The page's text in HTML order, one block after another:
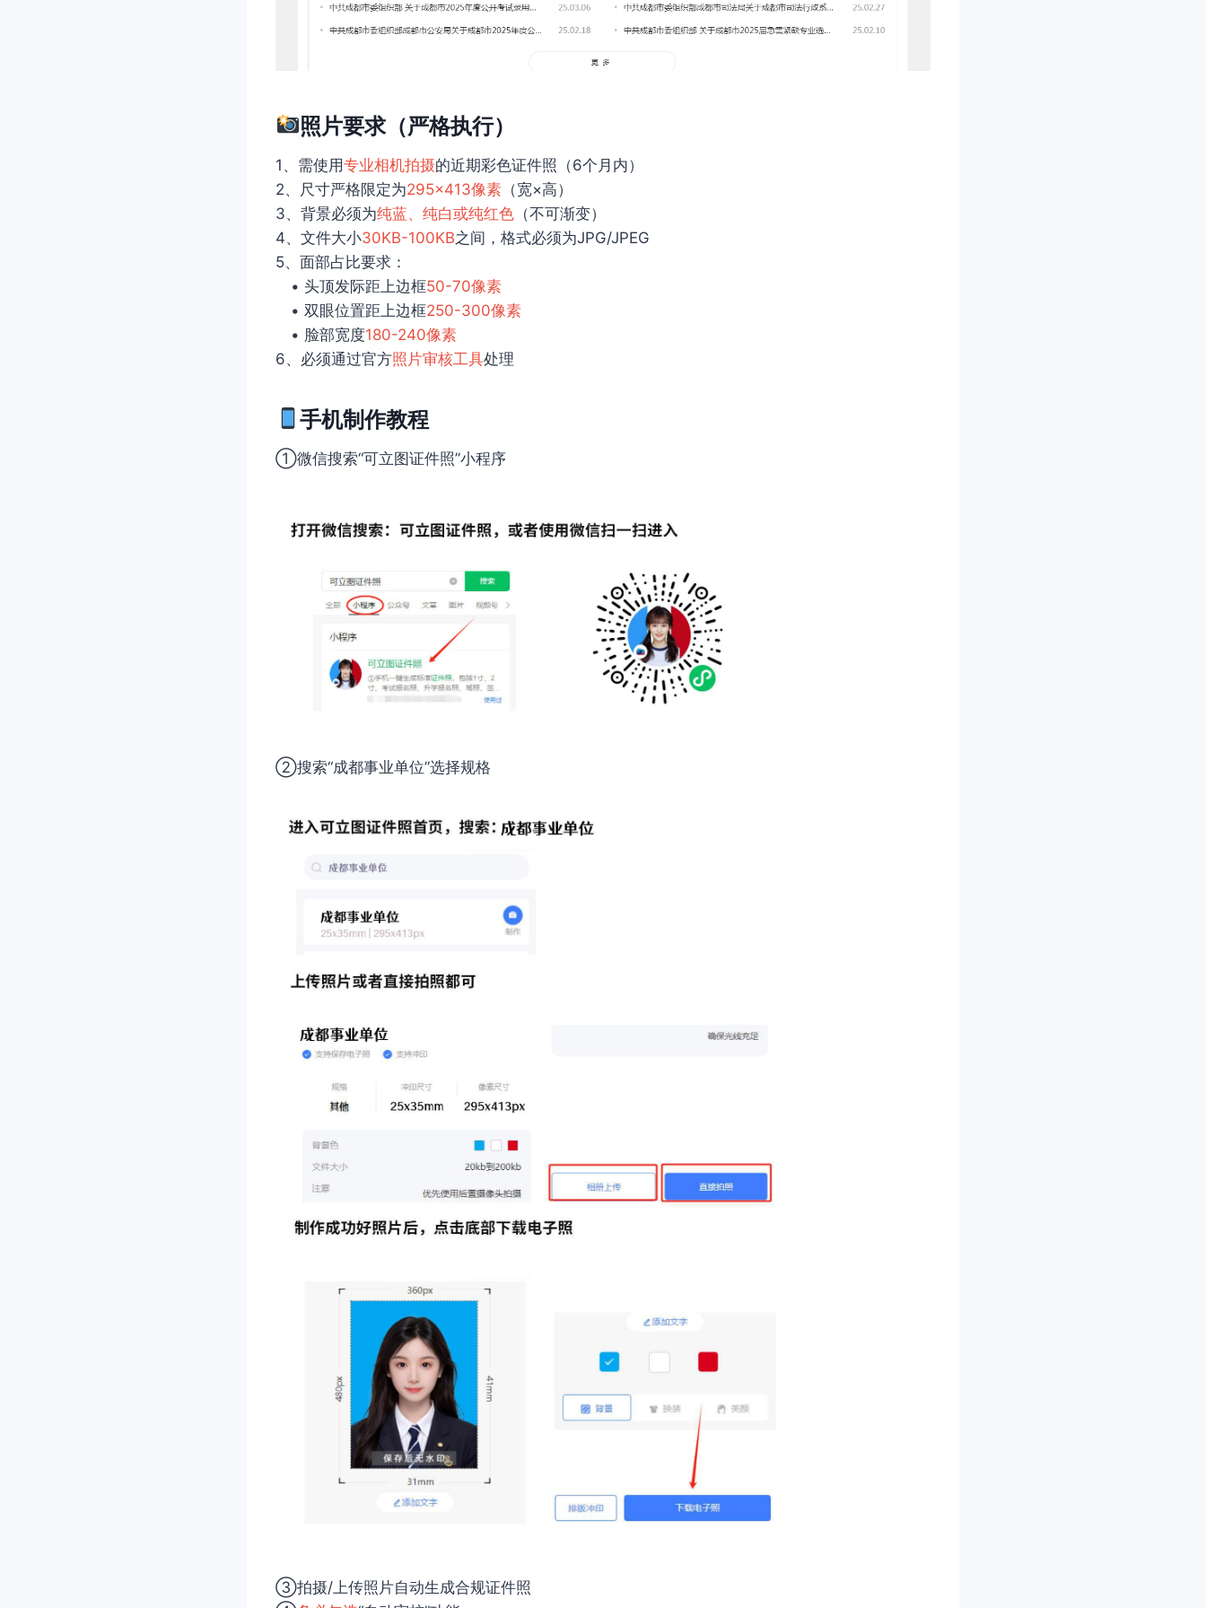
照片要求（严格执行）
1、需使用专业相机拍摄的近期彩色证件照（6个月内）
2、尺寸严格限定为295×413像素 （宽×高）
3、背景必须为纯蓝、纯白或纯红色 （不可渐变）
4、文件大小30KB-100KB之间，格式必须为JPG/JPEG
5、面部占比要求：
• 头顶发际距上边框50-70像素
• 双眼位置距上边框250-300像素
• 脸部宽度180-240像素
6、必须通过官方照片审核工具处理
手机制作教程
①微信搜索“可立图证件照”小程序
②搜索“成都事业单位”选择规格
③拍摄/上传照片自动生成合规证件照